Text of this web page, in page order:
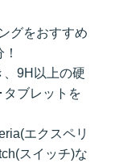
グをおすすめ
9H以上の硬
タブレットを
エクスペリ
スイッチ)な